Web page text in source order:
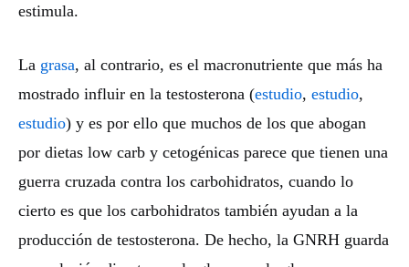
estimula.
La grasa, al contrario, es el macronutriente que más ha
mostrado influir en la testosterona (estudio, estudio,
estudio) y es por ello que muchos de los que abogan
por dietas low carb y cetogénicas parece que tienen una
guerra cruzada contra los carbohidratos, cuando lo
cierto es que los carbohidratos también ayudan a la
producción de testosterona. De hecho, la GNRH guarda